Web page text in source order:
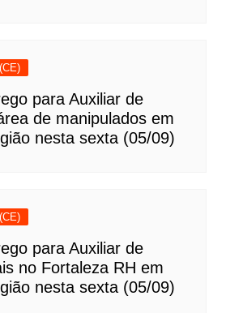
para Auxiliar de
de manipulados em
nesta sexta (05/09)
para Auxiliar de
no Fortaleza RH em
nesta sexta (05/09)